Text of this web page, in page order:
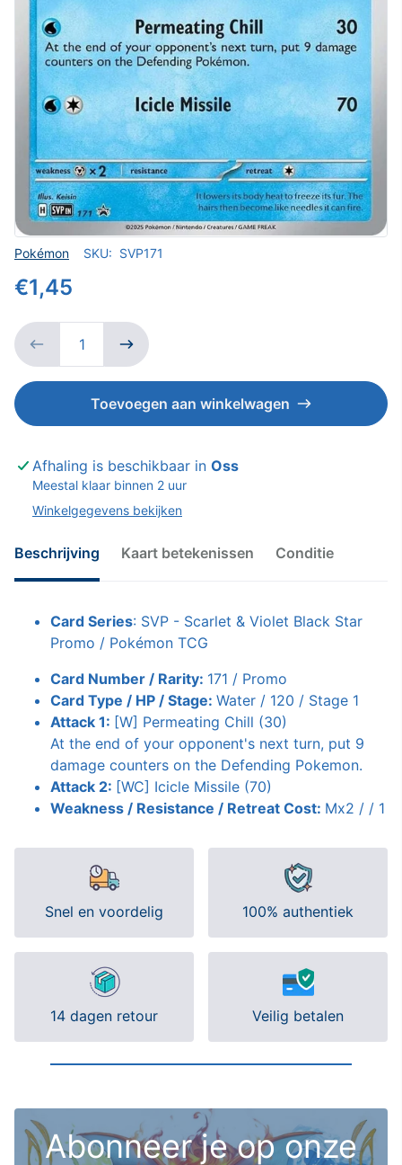
Verkoper
Pokémon SKU: SVP171
€1,45
Toevoegen aan winkelwagen
Afhaling is beschikbaar in Oss
Meestal klaar binnen 2 uur
Winkelgegevens bekijken
Beschrijving Kaart betekenissen Conditie
Card Series: SVP - Scarlet & Violet Black Star
Promo / Pokémon TCG
Card Number / Rarity: 171 / Promo
Card Type / HP / Stage: Water / 120 / Stage 1
Attack 1: [W] Permeating Chill (30)
At the end of your opponent's next turn, put 9
damage counters on the Defending Pokemon.
Attack 2: [WC] Icicle Missile (70)
Weakness / Resistance / Retreat Cost: Mx2 / / 1
Snel en voordelig 100% authentiek
14 dagen retour Veilig betalen
Abonneer je op onze